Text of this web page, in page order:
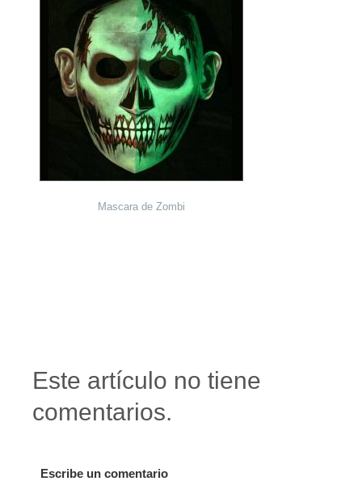
Mascara de Zombi
Este artículo no tiene
comentarios.
Escribe un comentario